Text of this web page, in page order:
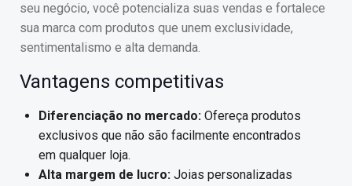
seu negócio, você potencializa suas vendas e fortalece
sua marca com produtos que unem exclusividade,
sentimentalismo e alta demanda.
Vantagens competitivas
Diferenciação no mercado: Ofereça produtos
exclusivos que não são facilmente encontrados
em qualquer loja.
Alta margem de lucro: Joias personalizadas